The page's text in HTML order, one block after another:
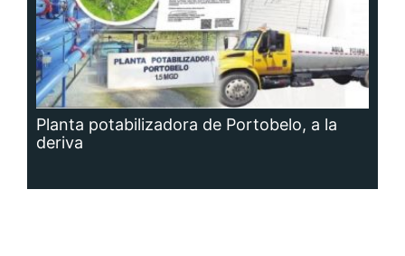
Planta potabilizadora de Portobelo, a la
deriva